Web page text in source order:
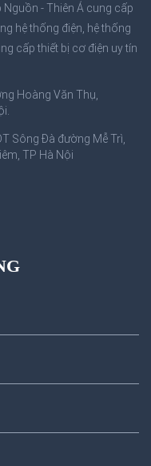
Nguồn - Thiên Á cung cấp
hệ thống điện, hệ thống
cấp thiết bị cơ điện uy tín
Hoàng Văn Thụ,
Sông Đà đường Mễ Trì,
TP Hà Nội